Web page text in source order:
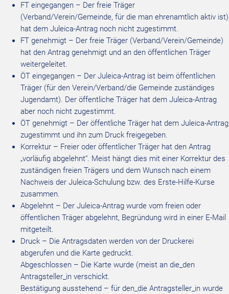
FT eingegangen – Der freie Träger
(Verband/Verein/Gemeinde, für die man ehrenamtlich aktiv ist)
hat dem Juleica-Antrag noch nicht zugestimmt.
FT genehmigt – Der freie Träger (Verband/Verein/Gemeinde)
hat den Antrag genehmigt und an den öffentlichen Träger
weitergeleitet.
ÖT eingegangen – Der Juleica-Antrag ist beim öffentlichen
Träger (für den Verein/Verband/die Gemeinde zuständiges
Jugendamt). Der öffentliche Träger hat dem Juleica-Antrag
aber noch nicht zugestimmt.
ÖT genehmigt – Der öffentliche Träger hat dem Juleica-Antrag
zugestimmt und ihn zum Druck freigegeben.
Korrektur – Freier oder öffentlicher Träger hat den Antrag
„vorläufig abgelehnt“. Meist hängt dies mit einer Korrektur des
zuständigen freien Trägers und dem Wunsch nach einem
Nachweis der Juleica-Schulung bzw. des Erste-Hilfe-Kurse
zusammen.
Abgelehnt – Der Juleica-Antrag wurde vom freien oder
öffentlichen Träger abgelehnt, Begründung wird in einer E-Mail
mitgeteilt.
Druck – Die Antragsdaten werden von der Druckerei
abgerufen und die Karte gedruckt.
Abgeschlossen – Die Karte wurde (meist an die_den
Antragsteller_in verschickt.
Bestätigung ausstehend – für den_die Antragsteller_in wurde